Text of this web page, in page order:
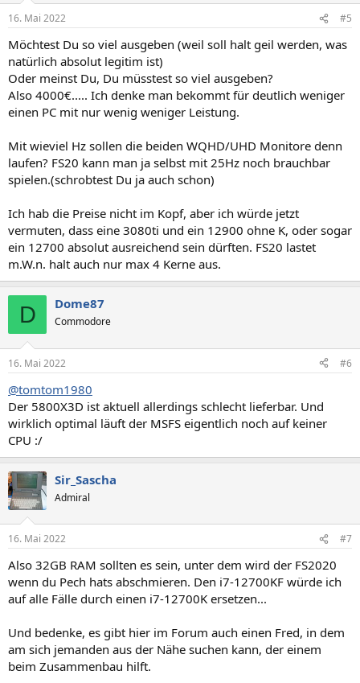
e
:
16. Mai 2022 #5
Möchtest Du so viel ausgeben (weil soll halt geil werden, was
natürlich absolut legitim ist)
Oder meinst Du, Du müsstest so viel ausgeben?
Also 4000€..... Ich denke man bekommt für deutlich weniger
einen PC mit nur wenig weniger Leistung.
Mit wieviel Hz sollen die beiden WQHD/UHD Monitore denn
laufen? FS20 kann man ja selbst mit 25Hz noch brauchbar
spielen.(schrobtest Du ja auch schon)
Ich hab die Preise nicht im Kopf, aber ich würde jetzt
vermuten, dass eine 3080ti und ein 12900 ohne K, oder sogar
ein 12700 absolut ausreichend sein dürften. FS20 lastet
m.W.n. halt auch nur max 4 Kerne aus.
D Dome87
Commodore
16. Mai 2022 #6
@tomtom1980
Der 5800X3D ist aktuell allerdings schlecht lieferbar. Und
wirklich optimal läuft der MSFS eigentlich noch auf keiner
CPU :/
Sir_Sascha
Admiral
16. Mai 2022 #7
Also 32GB RAM sollten es sein, unter dem wird der FS2020
wenn du Pech hats abschmieren. Den i7-12700KF würde ich
auf alle Fälle durch einen i7-12700K ersetzen...
Und bedenke, es gibt hier im Forum auch einen Fred, in dem
am sich jemanden aus der Nähe suchen kann, der einem
beim Zusammenbau hilft.